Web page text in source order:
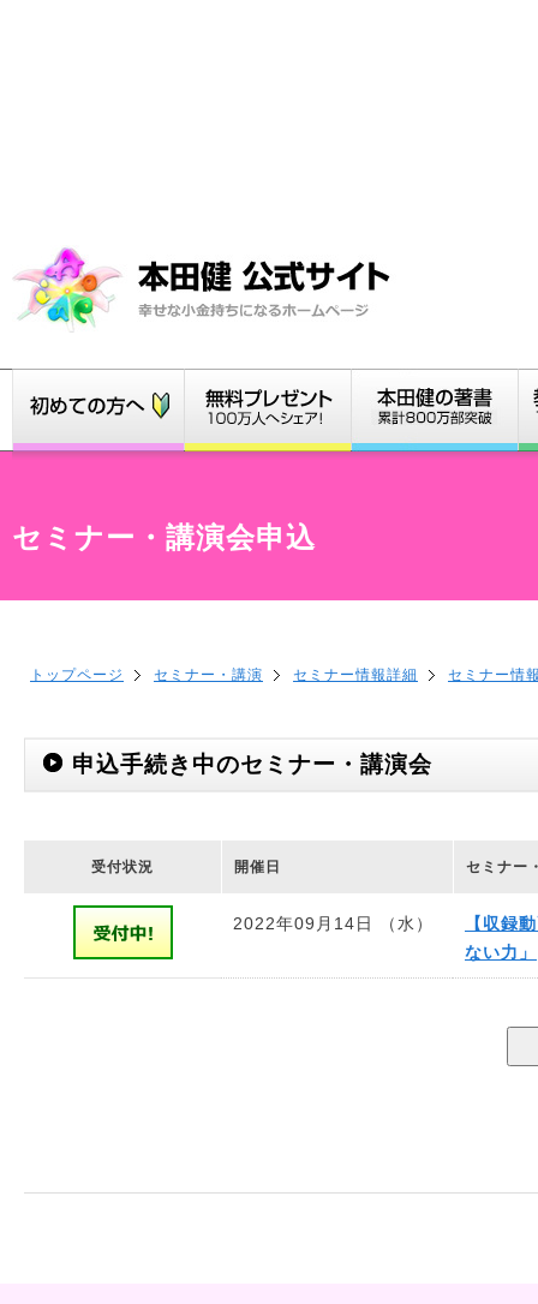
セミナー・講演会申込
トップページ セミナー・講演 セミナー情報詳細 セミナー情
申込手続き中のセミナー・講演会
受付状況 開催日 セミナー
2022年09月14日 （水）
【収録
ない力」